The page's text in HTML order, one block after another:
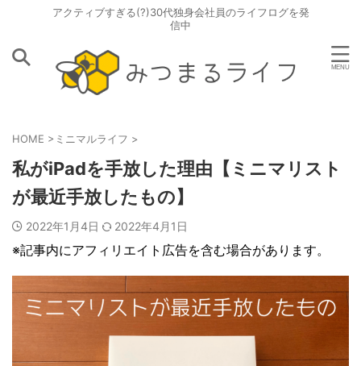
アクティブすぎる(?)30代独身会社員のライフログを発
信中
HOME > ミニマルライフ >
私がiPadを手放した理由【ミニマリスト
が最近手放したもの】
2022年1月4日 2022年4月1日
※記事内にアフィリエイト広告を含む場合があります。